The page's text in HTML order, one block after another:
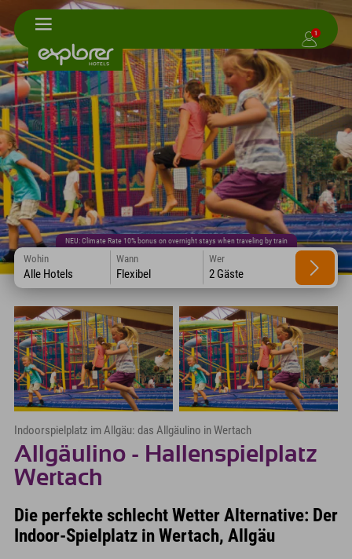
1
NEU: Climate Rate 10% bonus on overnight stays when traveling by train
Wohin
Alle Hotels
Wann
Flexibel
Wer
2 Gäste
Indoorspielplatz im Allgäu: das Allgäulino in Wertach
Allgäulino - Hallenspielplatz
Wertach
Die perfekte schlecht Wetter Alternative: Der
Indoor-Spielplatz in Wertach, Allgäu